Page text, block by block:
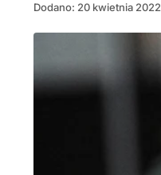
Dodano: 20 kwietnia 2022